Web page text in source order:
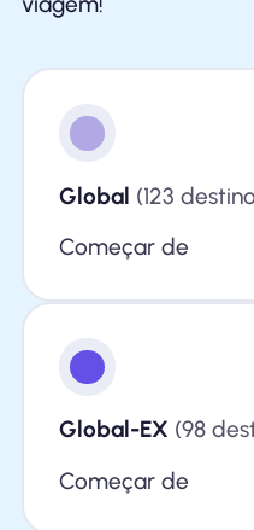
Global (123
Começar de
Global-EX (98
Começar de